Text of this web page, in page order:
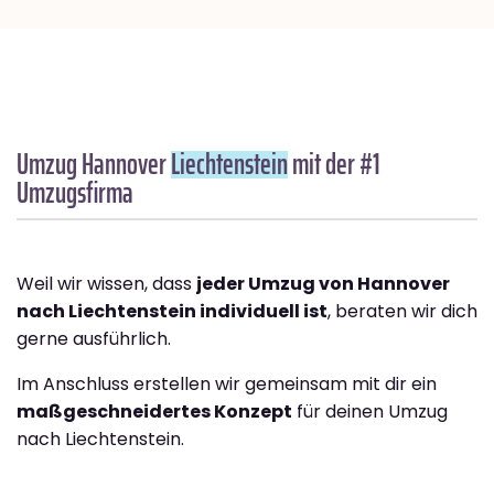
Umzug HannoverLiechtensteinmit der #1
Umzugsfirma
Weil wir wissen, dass jeder Umzug von Hannover
nach Liechtenstein individuell ist, beraten wir dich
gerne ausführlich.
Im Anschluss erstellen wir gemeinsam mit dir ein
maßgeschneidertes Konzept für deinen Umzug
nach Liechtenstein.